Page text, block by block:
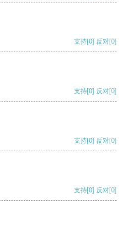
支持[0] 反对[0]
支持[0] 反对[0]
支持[0] 反对[0]
支持[0] 反对[0]